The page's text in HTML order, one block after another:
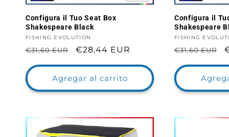
Configura il Tuo Seat Box
Shakespeare Black
Proveedor:
FISHING EVOLUTION
Precio
habitual
€31,60 EUR
Precio
de
oferta
€28,44 EUR
Agregar al carrito
Configura il
Shakespeare
Proveedor:
FISHING
Precio
habitual
€31,60 EUR